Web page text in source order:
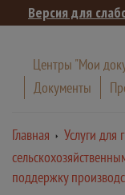
Версия для
Центры "Мои
Документы
Главная Услуги для
поддержку